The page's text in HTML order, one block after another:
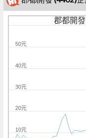
郡都開
10元
20元
30元
40元
50元